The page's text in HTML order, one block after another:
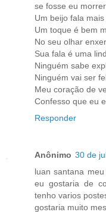
se fosse eu
Um beijo fala
Um toque é bem
No seu olhar
Sua fala é uma
Ninguém sabe
Ninguém vai ser
Meu coração de
Confesso que eu
Responder
Anônimo 30 de
luan santana
eu gostaria de
tenho varios
gostaria muito